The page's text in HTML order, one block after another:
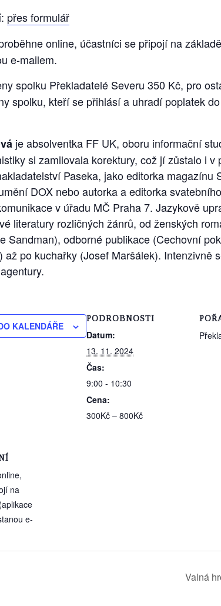
: přes formulář
online, účastníci se připojí na
e-mailem.
spolku Překladatelé Severu 350 Kč, pro
spolku, kteří se přihlásí a uhradí poplatek
je absolventka FF UK, oboru informační
si zamilovala korektury, což jí zůstalo i v
Paseka, jako editorka magazínu
DOX nebo autorka a editorka
v úřadu MČ Praha 7. Jazykově
literatury rozličných žánrů, od ženských
Sandman), odborné publikace (Cechovní
až po kuchařky (Josef Maršálek). Intenzivně
KALENDÁŘE
PODROBNOSTI
Datum:
13. 11. 2024
Čas:
9:00 - 10:30
Cena:
300Kč – 800Kč
na
e-
Valná